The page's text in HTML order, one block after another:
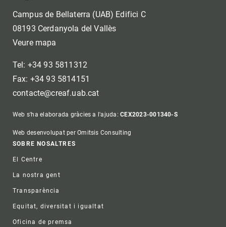
Campus de Bellaterra (UAB) Edifici C
08193 Cerdanyola del Vallès
Veure mapa
Tel: +34 93 5811312
Fax: +34 93 5814151
contacte@creaf.uab.cat
Web s'ha elaborada gràcies a l'ajuda:CEX2023-001340-S
Web desenvolupat per Omitsis Consulting
Footer
SOBRE NOSALTRES
El Centre
La nostra gent
Transparència
Equitat, diversitat i igualtat
Oficina de premsa